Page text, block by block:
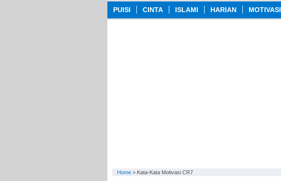
PUISI CINTA ISLAMI HARIAN MOTIVASI
Home > Kata-Kata Motivasi CR7